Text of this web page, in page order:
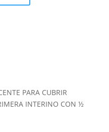
PARA CUBRIR
INTERINO CON ½